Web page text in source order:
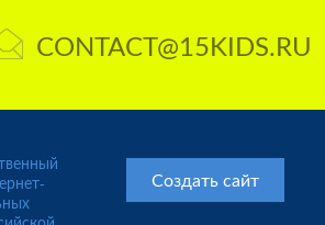
CONTACT@15KIDS.RU
Создать сайт